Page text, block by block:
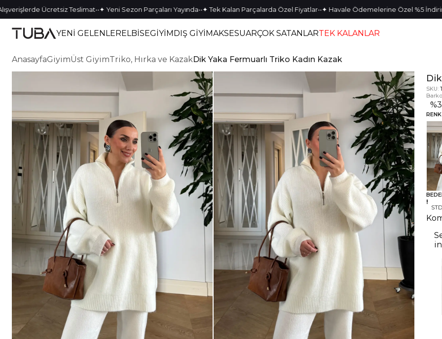
Ücretsiz Teslimat••✦ Yeni Sezon Parçaları Yayında••✦ Tek Kalan Parçalarda Özel Fiyatlar• •✦ Havale Ödemelerine Özel %5 İndirim••✦
YENİ GELENLERELBİSEGİYİMDIŞ GİYİMAKSESUARÇOK SATANLARTEK KALANLAR
AnasayfaGiyimÜst GiyimTriko, Hırka ve KazakDik Yaka Fermuarlı Triko Kadın Kazak
SKU:
%
RENK
STD